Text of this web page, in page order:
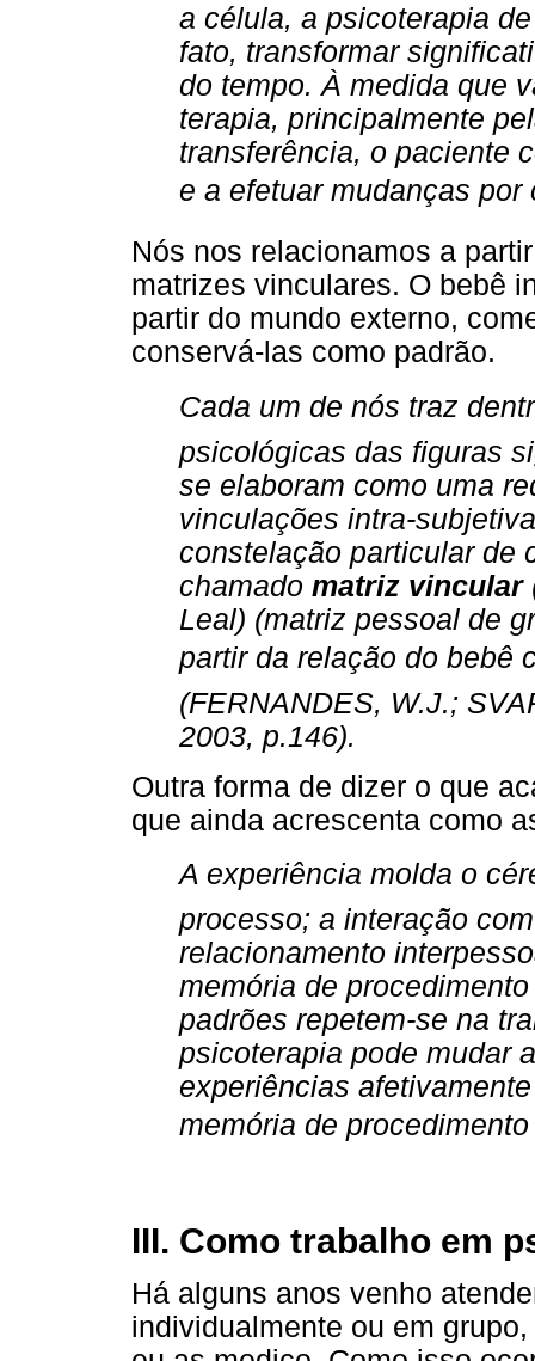
a célula, a psicoterapia
fato, transformar
do tempo. À medida que
terapia, principalmente
transferência, o paciente
e a efetuar mudanças por
Nós nos relacionamos a
matrizes vinculares. O bebê
partir do mundo externo,
conservá-las como padrão.
Cada um de nós traz
psicológicas das figuras
se elaboram como uma
vinculações intra-
constelação particular de
chamado matriz vincular
Leal) (matriz pessoal de
partir da relação do bebê
(FERNANDES, W.J.;
2003, p.146).
Outra forma de dizer o que
que ainda acrescenta como
A experiência molda o
processo; a interação
relacionamento
memória de
padrões repetem-se na
psicoterapia pode mudar
experiências
memória de
III. Como trabalho em
Há alguns anos venho
individualmente ou em